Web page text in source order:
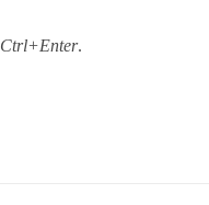
Ctrl+Enter.